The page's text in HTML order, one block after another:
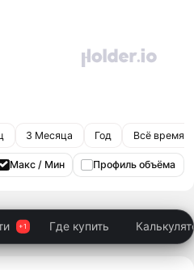
3 Месяца Год Всё время
Макс / Мин Профиль объёма
Где купить